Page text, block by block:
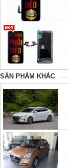
SẢN PHẢM KHÁC